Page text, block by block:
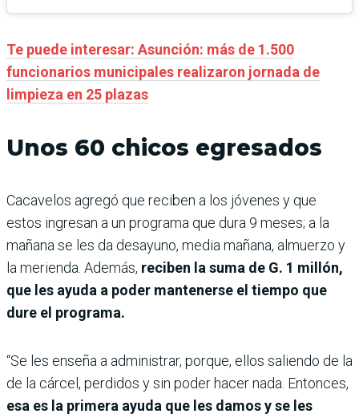
Te puede interesar: Asunción: más de 1.500
funcionarios municipales realizaron jornada de
limpieza en 25 plazas
Unos 60 chicos egresados
Cacavelos agregó que reciben a los jóvenes y que
estos ingresan a un programa que dura 9 meses; a la
mañana se les da desayuno, media mañana, almuerzo y
la merienda. Además, reciben la suma de G. 1 millón,
que les ayuda a poder mantenerse el tiempo que
dure el programa.
“Se les enseña a administrar, porque, ellos saliendo de la
de la cárcel, perdidos y sin poder hacer nada. Entonces,
esa es la primera ayuda que les damos y se les